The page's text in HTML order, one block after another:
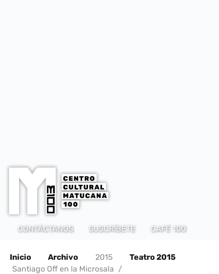
CONTÁCTANOS SUSCRÍBETE CAFÉ 100
Inicio Archivo 2015
Teatro 2015
Santiago Off en la Microsala /